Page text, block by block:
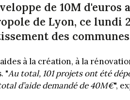
de 10M
de Lyon, ce lundi
des
à la création, à la
"Au total, 101 projets ont été
d’aide demandé de 40M€",